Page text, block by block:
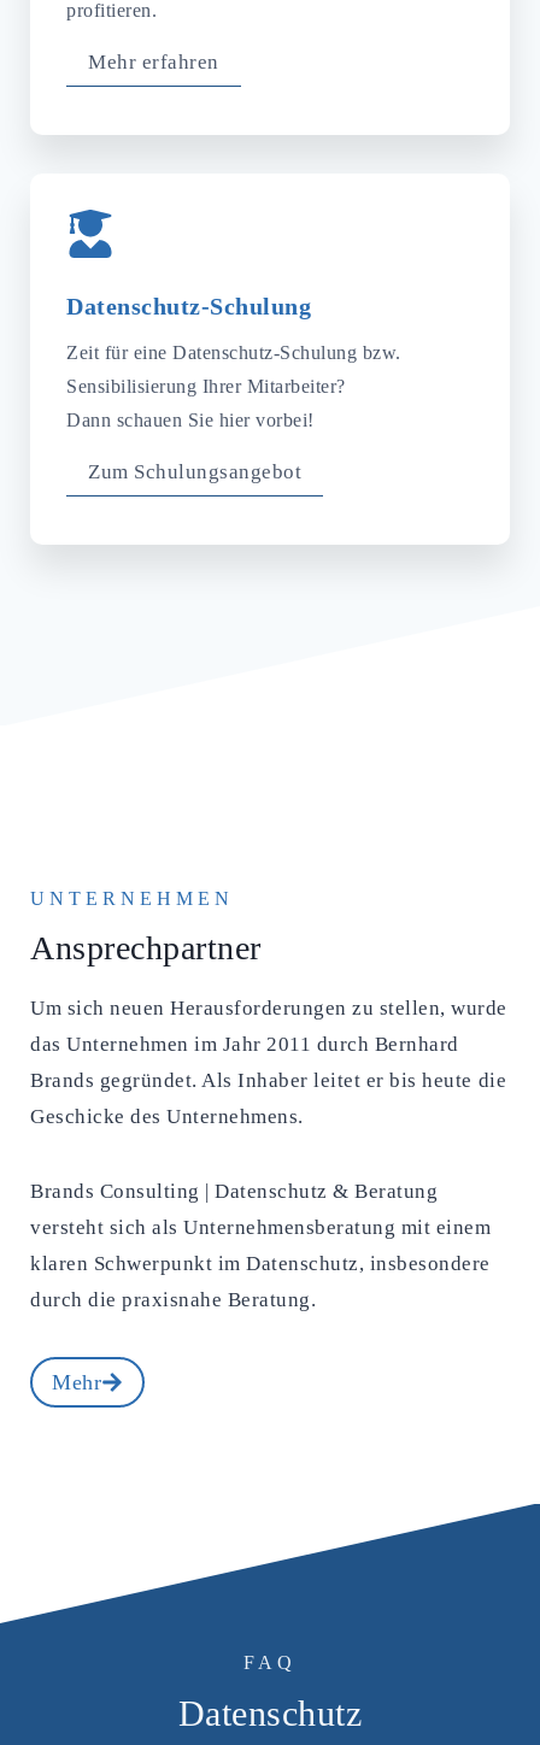
profitieren.
Mehr erfahren
Datenschutz-­Schulung
Zeit für eine Datenschutz-Schulung bzw.
Sensibilisierung Ihrer Mitarbeiter?
Dann schauen Sie hier vorbei!
Zum Schulungsangebot
UNTERNEHMEN
Ansprechpartner
Um sich neuen Herausforderungen zu stellen, wurde
das Unternehmen im Jahr 2011 durch Bernhard
Brands gegründet. Als Inhaber leitet er bis heute die
Geschicke des Unternehmens.
Brands Consulting | Datenschutz & Beratung
versteht sich als Unternehmensberatung mit einem
klaren Schwerpunkt im Datenschutz, insbesondere
durch die praxisnahe Beratung.
Mehr
FAQ
Datenschutz